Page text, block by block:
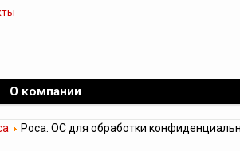
О компании
Роса. ОС для обработки